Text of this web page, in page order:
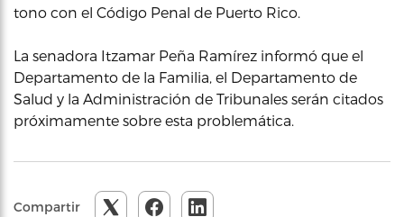
tono con el Código Penal de Puerto Rico.
La senadora Itzamar Peña Ramírez informó que el
Departamento de la Familia, el Departamento de
Salud y la Administración de Tribunales serán citados
próximamente sobre esta problemática.
Compartir